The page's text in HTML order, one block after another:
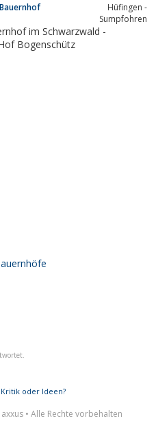
Hüfingen -
Sumpfohren
im Schwarzwald -
Bogenschütz
Kritik oder Ideen?
• Alle Rechte vorbehalten